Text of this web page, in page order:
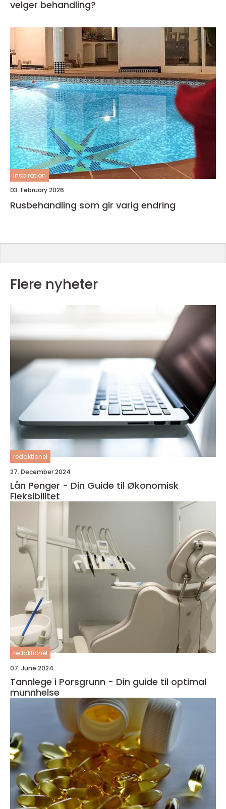
velger behandling?
inspiration
03. February 2026
Rusbehandling som gir varig endring
Flere nyheter
redaktionel
27. December 2024
Lån Penger - Din Guide til Økonomisk
Fleksibilitet
redaktionel
07. June 2024
Tannlege i Porsgrunn - Din guide til optimal
munnhelse